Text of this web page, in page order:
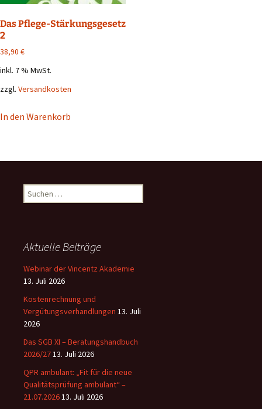
Das Pflege-Stärkungsgesetz
2
38,90 €
inkl. 7 % MwSt.
zzgl. Versandkosten
In den Warenkorb
Suchen
nach:
Aktuelle Beiträge
Webinar der Vincentz Akademie
13. Juli 2026
Kostenrechnung und
Vergütungsverhandlungen 13. Juli
2026
Das SGB XI – Beratungshandbuch
2026/2713. Juli 2026
QPR ambulant: „Fit für die neue
Qualitätsprüfung ambulant“ –
21.07.202613. Juli 2026